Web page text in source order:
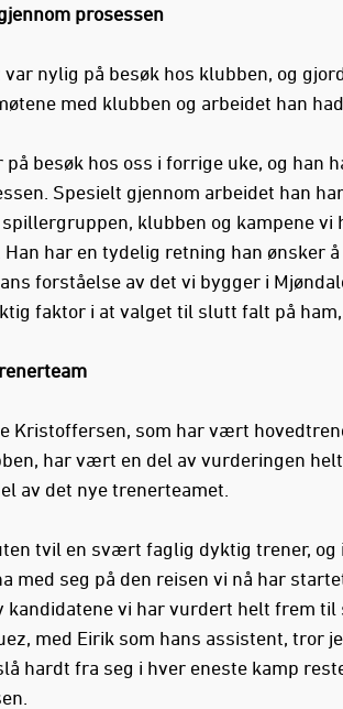
prosessen
var nylig på besøk hos klubben, og
med klubben og arbeidet han
på besøk hos oss i forrige uke, og han
Spesielt gjennom arbeidet han
klubben og kampene vi
Han har en tydelig retning han ønsker
forståelse av det vi bygger i
faktor i at valget til slutt falt på ham,
Kristoffersen, som har vært
har vært en del av vurderingen
av det nye trenerteamet.
tvil en svært faglig dyktig trener,
med seg på den reisen vi nå har
kandidatene vi har vurdert helt frem til
med Eirik som hans assistent, tror
hardt fra seg i hver eneste kamp